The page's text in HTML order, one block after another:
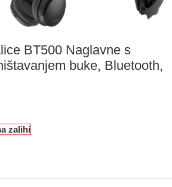
BT500 Naglavne s
buke, Bluetooth,
zalihi